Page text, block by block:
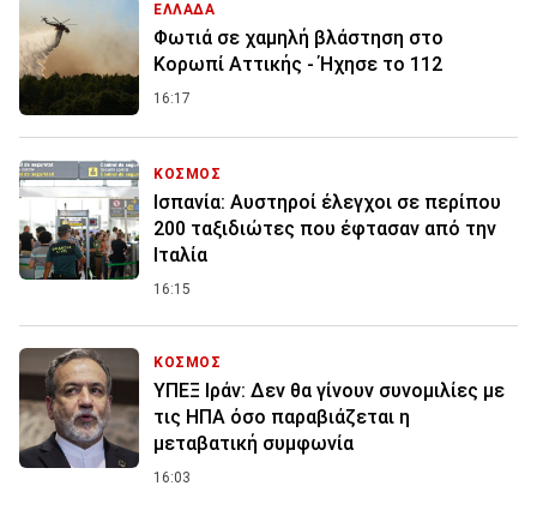
ΕΛΛΑΔΑ
Φωτιά σε χαμηλή βλάστηση στο
Κορωπί Αττικής - Ήχησε το 112
16:17
ΚΟΣΜΟΣ
Ισπανία: Aυστηροί έλεγχοι σε περίπου
200 ταξιδιώτες που έφτασαν από την
Ιταλία
16:15
ΚΟΣΜΟΣ
ΥΠΕΞ Ιράν: Δεν θα γίνουν συνομιλίες με
τις ΗΠΑ όσο παραβιάζεται η
μεταβατική συμφωνία
16:03